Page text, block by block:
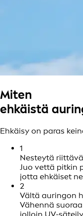
Miten
ehkäistä
Ehkäisy on paras
1
Nesteytä
Juo vettä pitkin
jotta ehkäiset
2
Vältä auringon
Vähennä
jolloin UV-